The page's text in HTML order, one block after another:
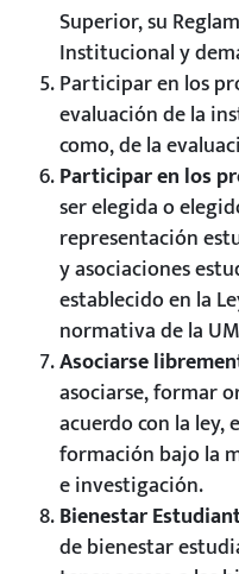
Superior, su
Institucional y
Participar en los
evaluación de la
como, de la
Participar en los
ser elegida o
representación
y asociaciones
establecido en la
normativa de la
Asociarse
asociarse, formar
acuerdo con la ley,
formación bajo la
e investigación.
Bienestar
de bienestar